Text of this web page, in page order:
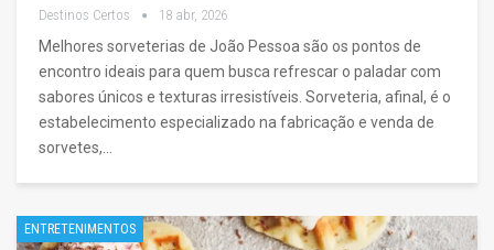
Destinos Certos 18 abr, 2026
Melhores sorveterias de João Pessoa são os pontos de
encontro ideais para quem busca refrescar o paladar com
sabores únicos e texturas irresistíveis. Sorveteria, afinal, é o
estabelecimento especializado na fabricação e venda de
sorvetes,…
ENTRETENIMENTOS